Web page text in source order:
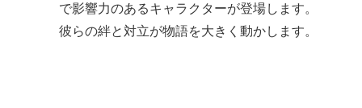
で影響力のあるキャラクターが登場します。
彼らの絆と対立が物語を大きく動かします。